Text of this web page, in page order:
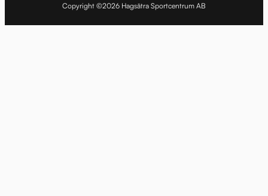
Copyright ©2026 Hagsätra Sportcentrum AB